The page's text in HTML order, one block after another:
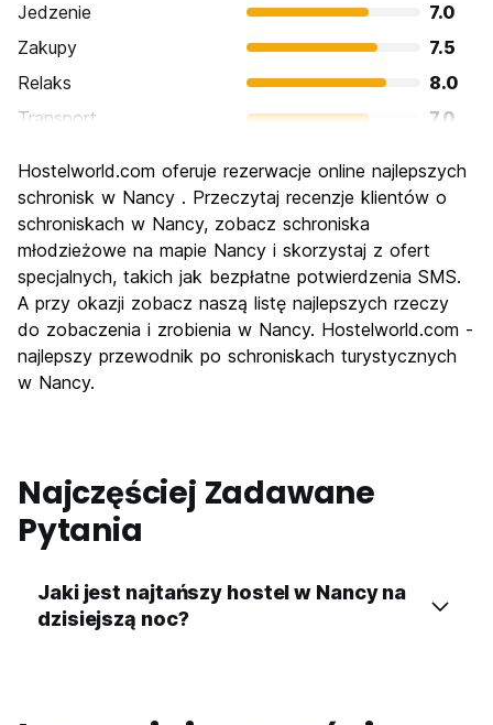
Jedzenie
7.0
Zakupy
7.5
Relaks
8.0
Transport
7.0
Kultura
8.0
Imprezy
Najlepsza wartość
Hostelworld.com oferuje rezerwacje online najlepszych
schronisk w Nancy . Przeczytaj recenzje klientów o
schroniskach w Nancy, zobacz schroniska
młodzieżowe na mapie Nancy i skorzystaj z ofert
specjalnych, takich jak bezpłatne potwierdzenia SMS.
A przy okazji zobacz naszą listę najlepszych rzeczy
do zobaczenia i zrobienia w Nancy. Hostelworld.com -
najlepszy przewodnik po schroniskach turystycznych
w Nancy.
Najczęściej Zadawane
Pytania
Jaki jest najtańszy hostel w Nancy na
dzisiejszą noc?